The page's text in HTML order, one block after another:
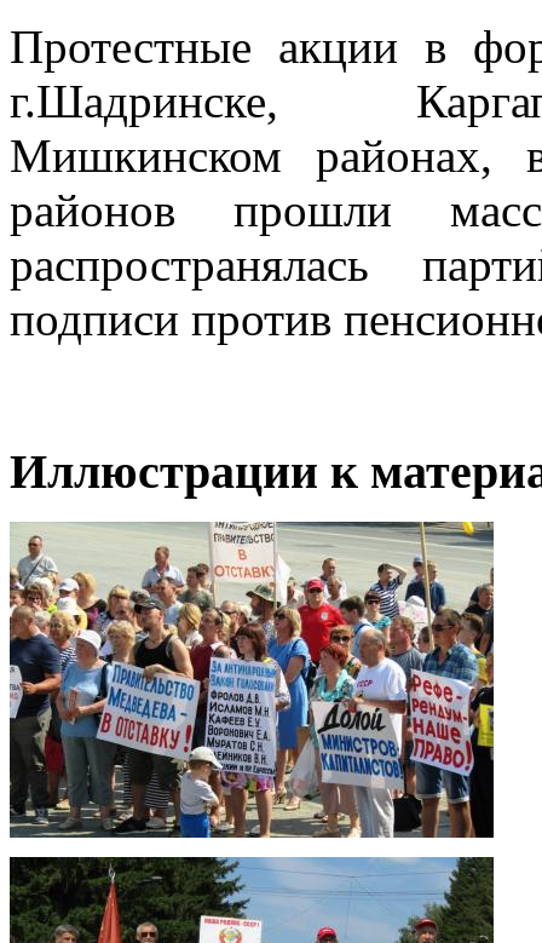
Протестные акции в
г.Шадринске,
Мишкинском районах,
районов прошли
распространялась
подписи против
Иллюстрации к